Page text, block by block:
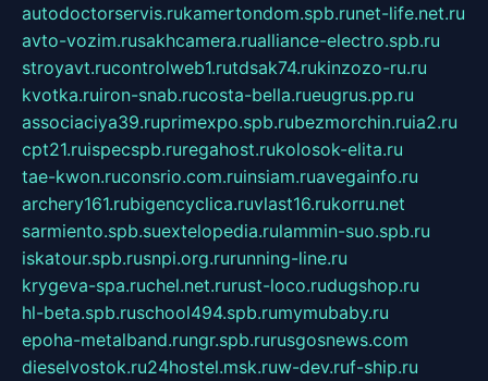
autodoctorservis.rukamertondom.spb.runet-life.net.ru
avto-vozim.rusakhcamera.rualliance-electro.spb.ru
stroyavt.rucontrolweb1.rutdsak74.rukinzozo-ru.ru
kvotka.ruiron-snab.rucosta-bella.rueugrus.pp.ru
associaciya39.ruprimexpo.spb.rubezmorchin.ruia2.ru
cpt21.ruispecspb.ruregahost.rukolosok-elita.ru
tae-kwon.ruconsrio.com.ruinsiam.ruavegainfo.ru
archery161.rubigencyclica.ruvlast16.rukorru.net
sarmiento.spb.suextelopedia.rulammin-suo.spb.ru
iskatour.spb.rusnpi.org.rurunning-line.ru
krygeva-spa.ruchel.net.rurust-loco.rudugshop.ru
hl-beta.spb.ruschool494.spb.rumymubaby.ru
epoha-metalband.rungr.spb.rurusgosnews.com
dieselvostok.ru24hostel.msk.ruw-dev.ruf-ship.ru